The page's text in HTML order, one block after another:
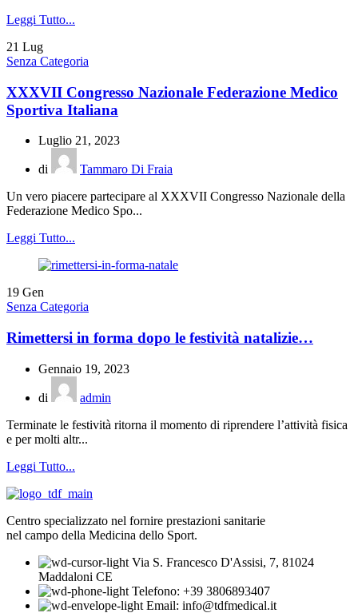
Leggi Tutto...
21 Lug
Senza Categoria
XXXVII Congresso Nazionale Federazione Medico
Sportiva Italiana
Luglio 21, 2023
di
Tammaro Di Fraia
Un vero piacere partecipare al XXXVII Congresso Nazionale della
Federazione Medico Spo...
Leggi Tutto...
19 Gen
Senza Categoria
Rimettersi in forma dopo le festività natalizie…
Gennaio 19, 2023
di
admin
Terminate le festività ritorna il momento di riprendere l’attività fisica
e per molti altr...
Leggi Tutto...
Centro specializzato nel fornire prestazioni sanitarie
nel campo della Medicina dello Sport.
Via S. Francesco D'Assisi, 7, 81024
Maddaloni CE
Telefono: +39 3806893407
Email: info@tdfmedical.it